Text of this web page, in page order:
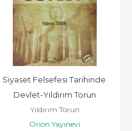
Siyaset Felsefesi Tarihinde
Devlet-Yıldırım Torun
Yıldırım Torun
Orion Yayınevi